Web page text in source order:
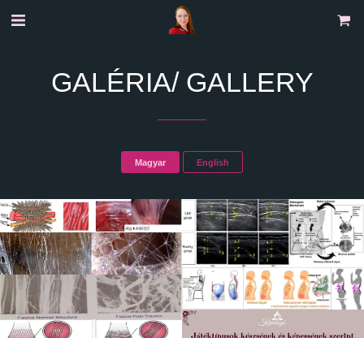
GALÉRIA/ GALLERY
Magyar English